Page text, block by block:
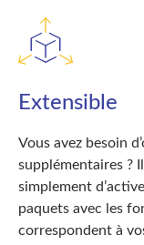
Extensible
Vous avez besoin
supplémentaires ?
simplement
paquets avec les
correspondent à